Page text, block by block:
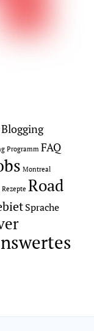
Blogging
Programm FAQ
Montreal
Rezepte Road
Sprache